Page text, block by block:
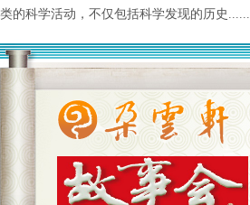
类的科学活动，不仅包括科学发现的历史......